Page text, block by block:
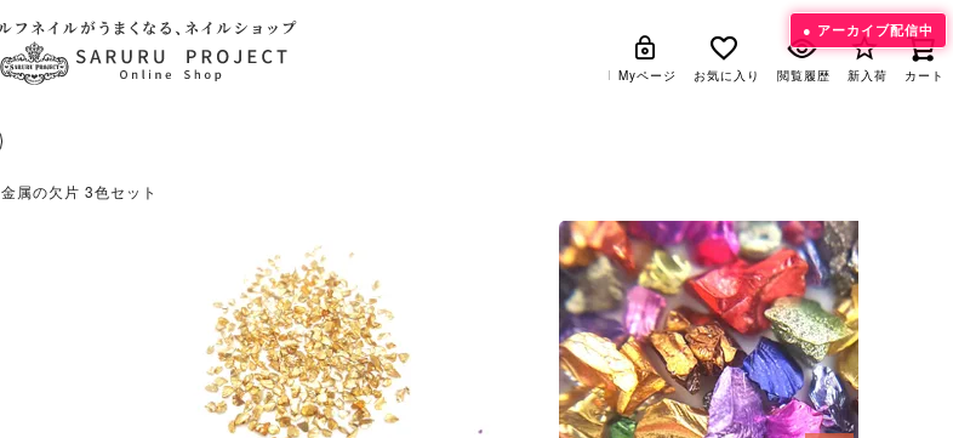
Myページ お気に入り 閲覧履歴 新入荷 カート
Myページ お気に入り 閲覧履歴 新入荷 カート
アーカイブ配信中
金属の欠片 3色セット